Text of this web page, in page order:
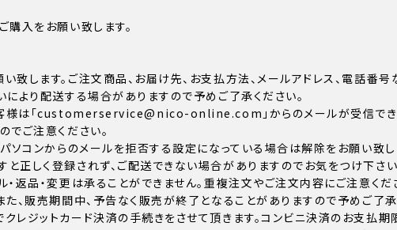
購入をお願い致します。
します。ご注文商品、お届け先、お支払方法、メールアドレス、電話番
より配送する場合がありますので予めご了承ください。
は「customerservice@nico-online.com」からのメールが受信できる
でご注意ください。
ソコンからのメールを拒否する設定になっている場合は解除をお願い致し
正しく登録されず、ご配送できない場合がありますのでお気をつけ下さい
返品・変更は承ることができません。重複注文やご注文内容にご注意くだ
、販売期間中、予告なく販売が終了となることがありますので予めご了承
レジットカード決済の手続きをさせて頂きます。コンビニ決済のお支払